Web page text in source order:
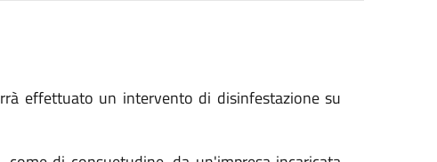
effettuato un intervento di disinfestazione su